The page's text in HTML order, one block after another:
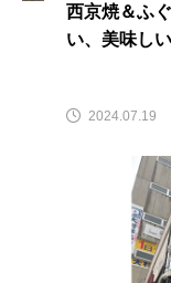
西京焼＆ふ
い、美味し
2024.07.19